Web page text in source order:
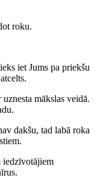
roku.
iet Jums pa priekšu
mākslas veidā.
dakšu, tad labā roka
iedzīvotājiem